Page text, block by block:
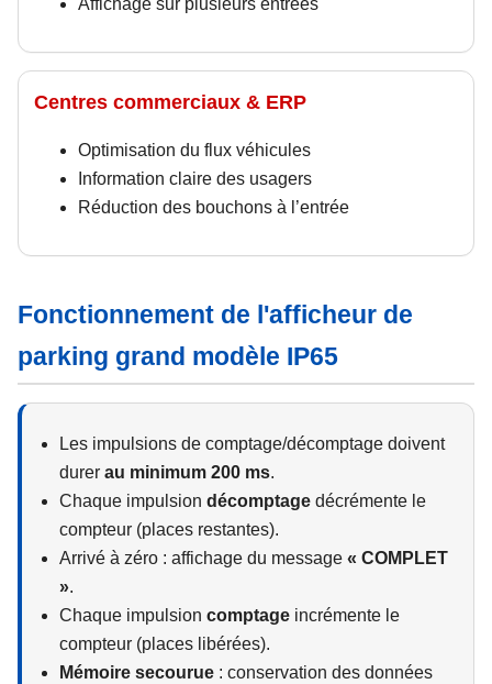
Centres commerciaux & ERP
Optimisation du flux véhicules
Information claire des usagers
Réduction des bouchons à l’entrée
Fonctionnement de l'afficheur de
parking grand modèle IP65
Les impulsions de comptage/décomptage doivent
durer au minimum 200 ms.
Chaque impulsion décomptage décrémente le
compteur (places restantes).
Arrivé à zéro : affichage du message « COMPLET
».
Chaque impulsion comptage incrémente le
compteur (places libérées).
Mémoire secourue : conservation des données